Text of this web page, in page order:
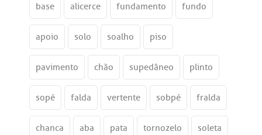
base alicerce fundamento fundo
apoio solo soalho piso
pavimento chão supedâneo plinto
sopé falda vertente sobpé fralda
chanca aba pata tornozelo soleta